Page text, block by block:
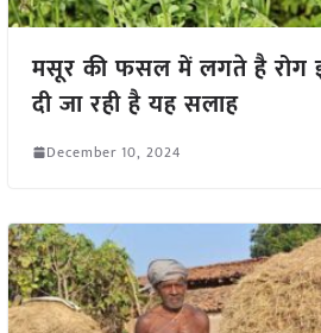
मसूर की फसल में लगते है रोग
दी जा रही है यह सलाह
December 10, 2024